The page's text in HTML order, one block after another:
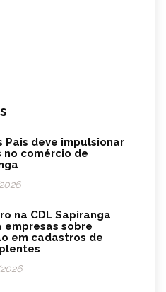
Pais deve impulsionar
no comércio de
na CDL Sapiranga
empresas sobre
em cadastros de